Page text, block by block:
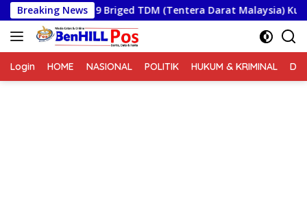
Langsung
ke
konten
Breaking News
Panglima 9 Briged TDM (Tentera Darat Malaysia)
Login HOME NASIONAL POLITIK HUKUM & KRIMINAL